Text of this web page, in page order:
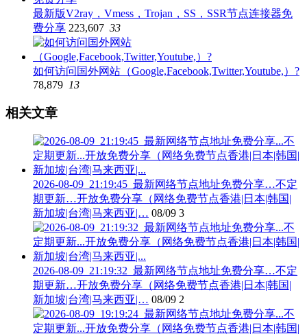
最新版V2ray，Vmess，Trojan，SS，SSR节点连接器免
费分享 223,607 33
如何访问国外网站（Google,Facebook,Twitter,Youtube,）?
78,879 13
相关文章
2026-08-09_21:19:45_最新网络节点地址免费分享…不定
期更新…开放免费分享（网络免费节点香港|日本|韩国|
新加坡|台湾|马来西亚|… 08/09 3
2026-08-09_21:19:32_最新网络节点地址免费分享…不定
期更新…开放免费分享（网络免费节点香港|日本|韩国|
新加坡|台湾|马来西亚|… 08/09 2